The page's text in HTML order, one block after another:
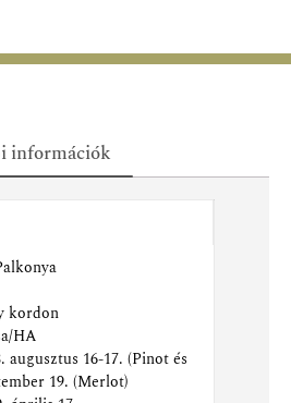
információk
kordon
HA
augusztus 16-17. (Pinot és
19. (Merlot)